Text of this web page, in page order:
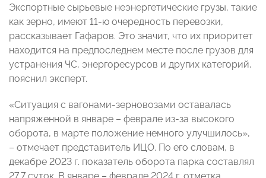
Экспортные сырьевые неэнергетические грузы, такие
как зерно, имеют 11-ю очередность перевозки,
рассказывает Гафаров. Это значит, что их приоритет
находится на предпоследнем месте после грузов для
устранения ЧС, энергоресурсов и других категорий,
пояснил эксперт.
«Ситуация с вагонами-зерновозами оставалась
напряженной в январе – феврале из-за высокого
оборота, в марте положение немного улучшилось»,
– отмечает представитель ИЦО. По его словам, в
декабре 2023 г. показатель оборота парка составлял
27,7 суток. В январе – феврале 2024 г. отметка